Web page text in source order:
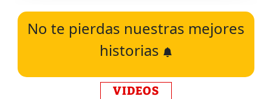
No te pierdas nuestras mejores
historias
VIDEOS